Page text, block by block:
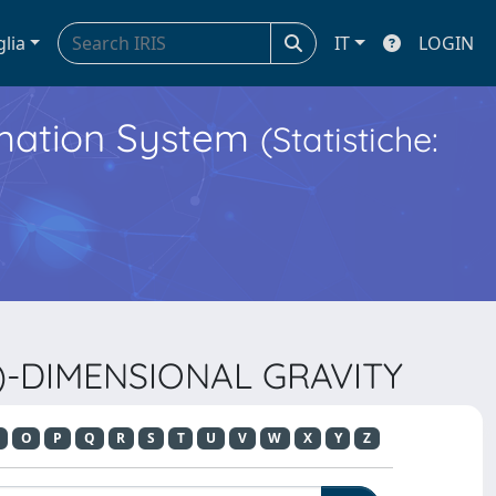
IT LOGIN
System (Statistiche:
GRAVITY
O P Q R S T U V W X Y Z